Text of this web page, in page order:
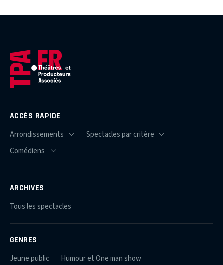
ACCÈS RAPIDE
ARCHIVES
Tous les spectacles
GENRES
Jeune public
Humour et One man show